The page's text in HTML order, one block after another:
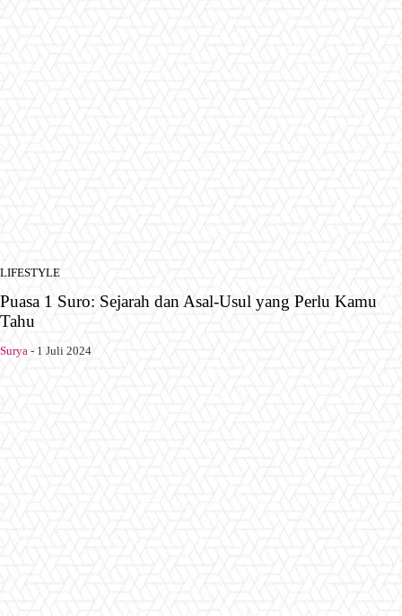
LIFESTYLE
Puasa 1 Suro: Sejarah dan Asal-Usul yang Perlu Kamu
Tahu
Surya - 1 Juli 2024